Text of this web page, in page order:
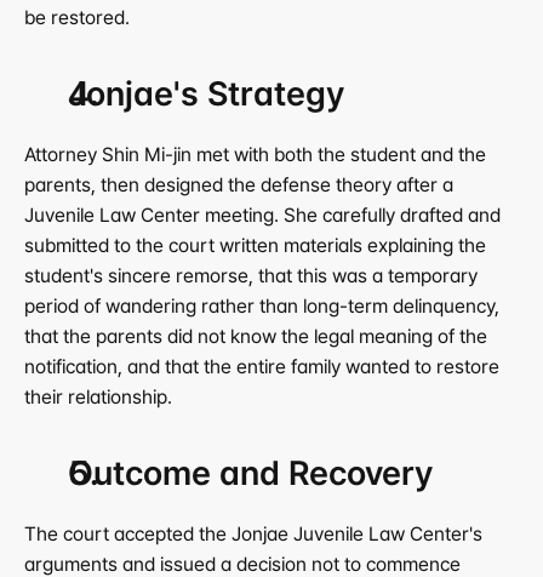
be restored.
Jonjae's Strategy
Attorney Shin Mi-jin met with both the student and the
parents, then designed the defense theory after a
Juvenile Law Center meeting. She carefully drafted and
submitted to the court written materials explaining the
student's sincere remorse, that this was a temporary
period of wandering rather than long-term delinquency,
that the parents did not know the legal meaning of the
notification, and that the entire family wanted to restore
their relationship.
Outcome and Recovery
The court accepted the Jonjae Juvenile Law Center's
arguments and issued a decision not to commence